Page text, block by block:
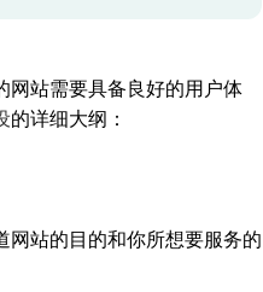
网站需要具备良好的用户体
的详细大纲：
网站的目的和你所想要服务的